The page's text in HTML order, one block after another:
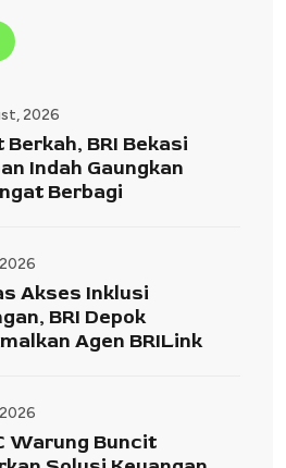
2026
BRI Bekasi
Indah Gaungkan
Berbagi
Akses Inklusi
BRI Depok
Agen BRILink
Warung Buncit